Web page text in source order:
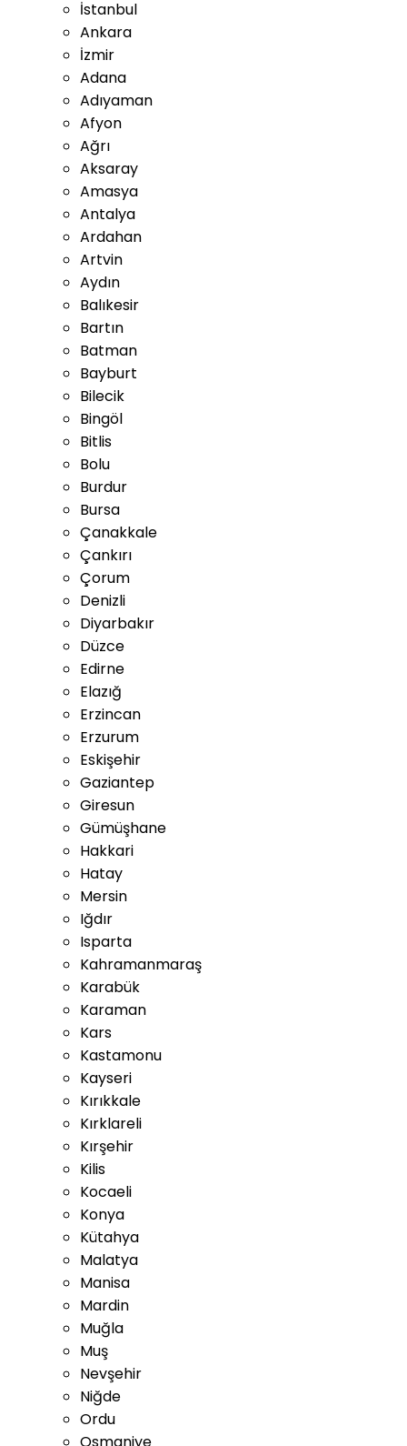
İstanbul
Ankara
İzmir
Adana
Adıyaman
Afyon
Ağrı
Aksaray
Amasya
Antalya
Ardahan
Artvin
Aydın
Balıkesir
Bartın
Batman
Bayburt
Bilecik
Bingöl
Bitlis
Bolu
Burdur
Bursa
Çanakkale
Çankırı
Çorum
Denizli
Diyarbakır
Düzce
Edirne
Elazığ
Erzincan
Erzurum
Eskişehir
Gaziantep
Giresun
Gümüşhane
Hakkari
Hatay
Mersin
Iğdır
Isparta
Kahramanmaraş
Karabük
Karaman
Kars
Kastamonu
Kayseri
Kırıkkale
Kırklareli
Kırşehir
Kilis
Kocaeli
Konya
Kütahya
Malatya
Manisa
Mardin
Muğla
Muş
Nevşehir
Niğde
Ordu